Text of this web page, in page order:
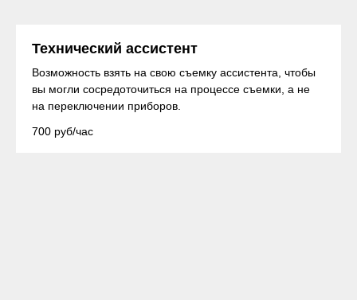
Технический ассистент
Возможность взять на свою съемку ассистента, чтобы
вы могли сосредоточиться на процессе съемки, а не
на переключении приборов.
700 руб/час